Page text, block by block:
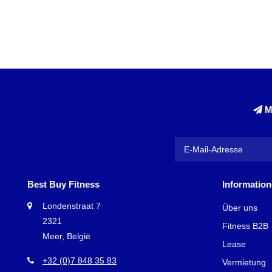
kräftigen
Was
damit die
Oberkörper
Stabilität
Kräftigung
Wir bieten
Best Buy Fitness
Londenstraat 7
2321
Meer, België
+32 (0)7 848 35 83
Über uns
Fitness B2B
Lease
Vermietung